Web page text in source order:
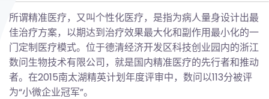
所谓精准医疗，又叫个性化医疗，是指为病人量身设计出最
佳治疗方案，以期达到治疗效果最大化和副作用最小化的一
门定制医疗模式。位于德清经济开发区科技创业园内的浙江
数问生物技术有限公司，就是国内精准医疗的先行者和推动
者。在2015南太湖精英计划年度评审中，数问以113分被评
为“小微企业冠军”。